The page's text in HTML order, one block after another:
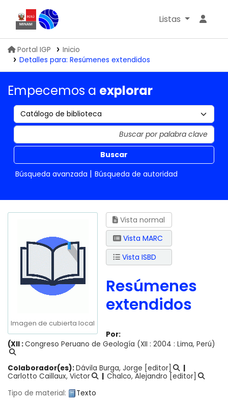
Biblioteca IGP
Listas
Portal IGP
Inicio
Detalles para: Resúmenes extendidos
Empecemos a explorar
Buscar
Búsqueda avanzada
Búsqueda de autoridad
Imagen de cubierta local
Vista normal
Vista MARC
Vista ISBD
Resúmenes
extendidos
Por:
(XII :Congreso Peruano de Geología (XII : 2004 : Lima, Perú)
Colaborador(es):Dávila Burga, Jorge [editor]
Carlotto Caillaux, Victor
Chalco, Alejandro [editor]
Tipo de material:
Texto